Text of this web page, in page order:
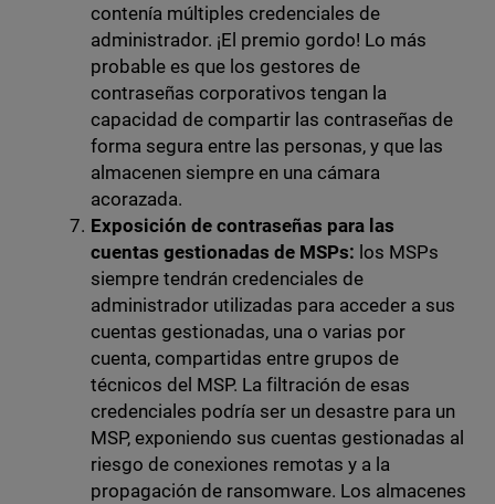
contenía múltiples credenciales de
administrador. ¡El premio gordo! Lo más
probable es que los gestores de
contraseñas corporativos tengan la
capacidad de compartir las contraseñas de
forma segura entre las personas, y que las
almacenen siempre en una cámara
acorazada.
Exposición de contraseñas para las
cuentas gestionadas de MSPs: los MSPs
siempre tendrán credenciales de
administrador utilizadas para acceder a sus
cuentas gestionadas, una o varias por
cuenta, compartidas entre grupos de
técnicos del MSP. La filtración de esas
credenciales podría ser un desastre para un
MSP, exponiendo sus cuentas gestionadas al
riesgo de conexiones remotas y a la
propagación de ransomware. Los almacenes